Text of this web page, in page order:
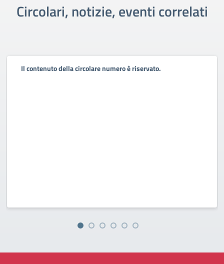
Circolari, notizie, eventi correlati
Il contenuto della circolare numero è riservato.